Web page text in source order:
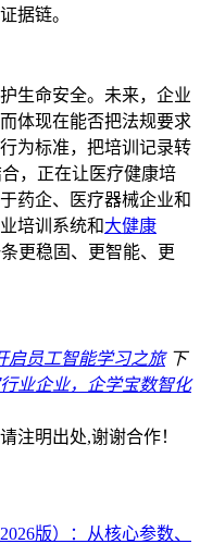
据链。
生命安全。未来，企业
体现在能否把法规要求
为标准，把培训记录转
，正在让医疗健康培
药企、医疗器械企业和
培训系统和大健康
更稳固、更智能、更
启员工智能学习之旅 下
业企业，企学宝数智化
注明出处,谢谢合作！
版）：从核心参数、